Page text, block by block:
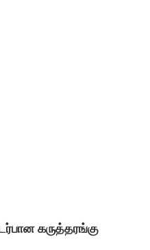
கருத்தரங்கு